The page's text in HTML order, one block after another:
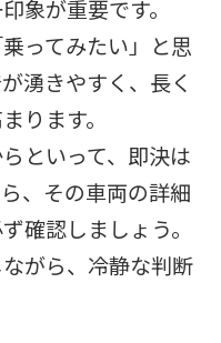
象が重要です。
ってみたい」と思
湧きやすく、長く
ります。
といって、即決は
、その車両の詳細
確認しましょう。
がら、冷静な判断